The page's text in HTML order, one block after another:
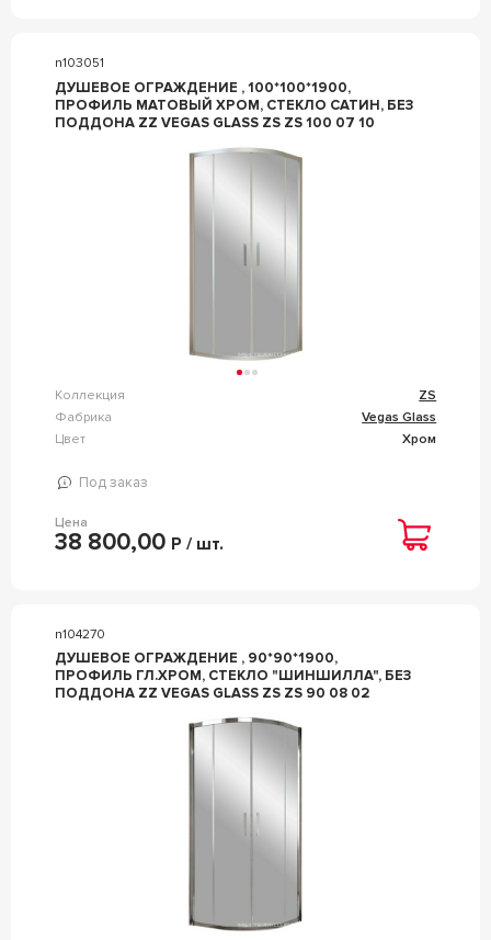
n103051
ДУШЕВОЕ ОГРАЖДЕНИЕ , 100*100*1900,
ПРОФИЛЬ МАТОВЫЙ ХРОМ, СТЕКЛО САТИН, БЕЗ
ПОДДОНА ZZ VEGAS GLASS ZS ZS 100 07 10
Коллекция
ZS
Фабрика
Vegas Glass
Цвет
Хром
Под заказ
Цена
38 800,00 Р / шт.
n104270
ДУШЕВОЕ ОГРАЖДЕНИЕ , 90*90*1900,
ПРОФИЛЬ ГЛ.ХРОМ, СТЕКЛО "ШИНШИЛЛА", БЕЗ
ПОДДОНА ZZ VEGAS GLASS ZS ZS 90 08 02